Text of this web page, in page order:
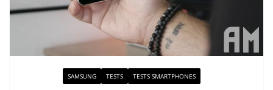
SAMSUNG TESTS TESTS SMARTPHONES